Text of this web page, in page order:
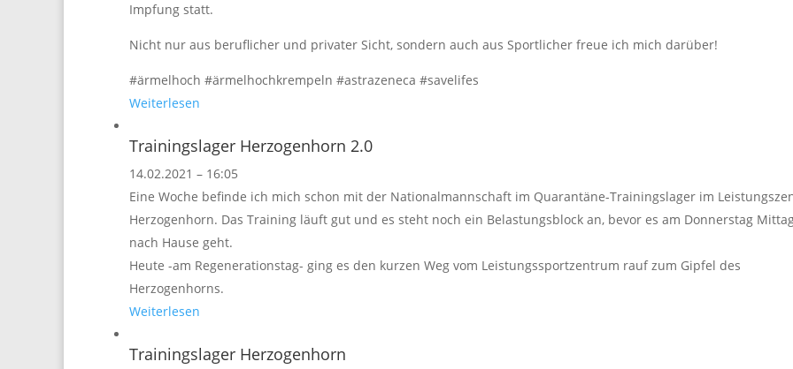
Impfung statt.
Nicht nur aus beruflicher und privater Sicht, sondern auch aus Sportlicher freue ich mich darüber!
#ärmelhoch #ärmelhochkrempeln #astrazeneca #savelifes
Weiterlesen
Trainingslager Herzogenhorn 2.0
14.02.2021 – 16:05
Eine Woche befinde ich mich schon mit der Nationalmannschaft im Quarantäne-Trainingslager im
Herzogenhorn. Das Training läuft gut und es steht noch ein Belastungsblock an, bevor es am Donnerstag
nach Hause geht.
Heute -am Regenerationstag- ging es den kurzen Weg vom Leistungssportzentrum rauf zum Gipfel des
Herzogenhorns.
Weiterlesen
Trainingslager Herzogenhorn